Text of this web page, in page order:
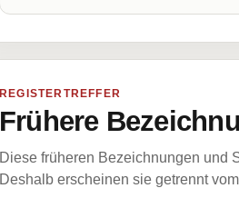
REGISTERTREFFER
Frühere
Diese früheren Bezeichnungen und
Deshalb erscheinen sie getrennt